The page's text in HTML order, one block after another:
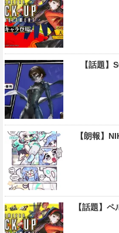
【話題
【朗報】
【話題】